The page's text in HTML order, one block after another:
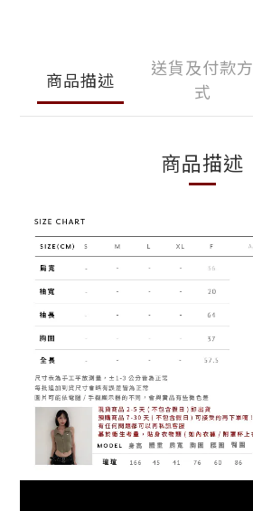
商品描述
送貨及付款方
式
商品描述